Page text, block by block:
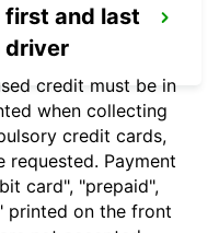
first and last
driver
credit must be in
when collecting
credit cards,
requested. Payment
card", "prepaid",
printed on the front